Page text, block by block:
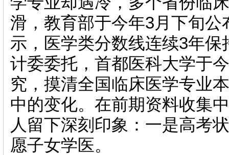
滑，教育部于今年3月下旬
示，医学类分数线连续3年
计委委托，首都医科大学于
究，摸清全国临床医学专业
中的变化。在前期资料收集
人留下深刻印象：一是高考
愿子女学医。